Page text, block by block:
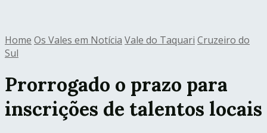
Home Os Vales em Notícia Vale do Taquari Cruzeiro do
Sul
Prorrogado o prazo para
inscrições de talentos locais